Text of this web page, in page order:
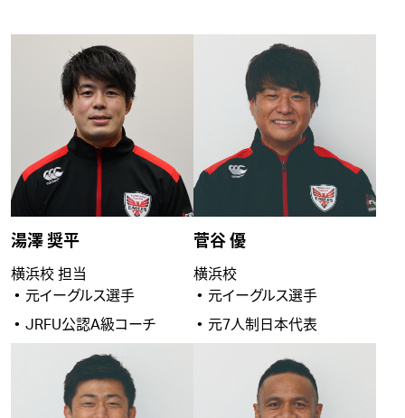
湯澤 奨平
横浜校 担当
元イーグルス選手
JRFU公認A級コーチ
菅谷 優
横浜校
元イーグルス選手
元7人制日本代表